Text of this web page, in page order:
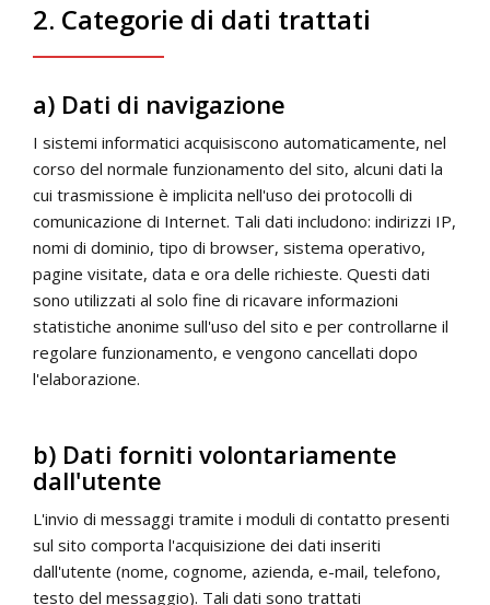
2. Categorie di dati trattati
a) Dati di navigazione
I sistemi informatici acquisiscono automaticamente, nel
corso del normale funzionamento del sito, alcuni dati la
cui trasmissione è implicita nell'uso dei protocolli di
comunicazione di Internet. Tali dati includono: indirizzi IP,
nomi di dominio, tipo di browser, sistema operativo,
pagine visitate, data e ora delle richieste. Questi dati
sono utilizzati al solo fine di ricavare informazioni
statistiche anonime sull'uso del sito e per controllarne il
regolare funzionamento, e vengono cancellati dopo
l'elaborazione.
b) Dati forniti volontariamente
dall'utente
L'invio di messaggi tramite i moduli di contatto presenti
sul sito comporta l'acquisizione dei dati inseriti
dall'utente (nome, cognome, azienda, e-mail, telefono,
testo del messaggio). Tali dati sono trattati